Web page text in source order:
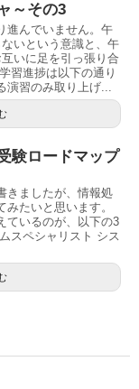
～その3
進んでいません。午
いという意識と、午
いに足を引っ張り合
習進捗は以下の通り
演習のみ取り上げ...
験ロードマップ
きましたが、情報処
たいと思います。
ているのが、以下の3
スペシャリスト シス